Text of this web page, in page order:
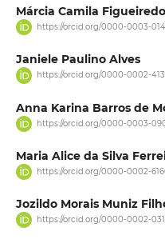
Márcia Camila
https://orcid.org/0000-0003-
Janiele Paulino Alves
https://orcid.org/0000-0002-
Anna Karina Barros de
https://orcid.org/0000-0003-
Maria Alice da Silva
https://orcid.org/0000-0002-
Jozildo Morais Muniz
https://orcid.org/0000-0002-